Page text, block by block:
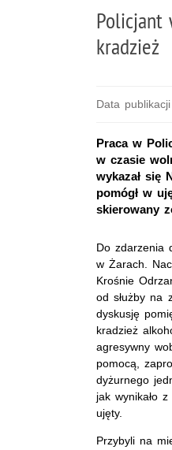
Policjant
kradzież
Data
Praca w
w czasie
wykazał się
pomógł w
skierowany
Do zdarzenia
w Żarach.
Krośnie
od służby na
dyskusję
kradzież
agresywny
pomocą,
dyżurnego
jak wynikało
ujęty.
Przybyli na